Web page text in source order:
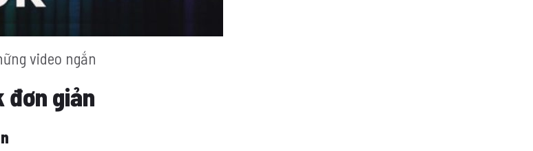
video ngắn
đơn giản